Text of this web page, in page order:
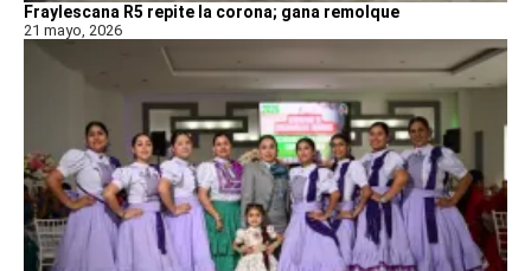
Fraylescana R5 repite la corona; gana remolque
21 mayo, 2026